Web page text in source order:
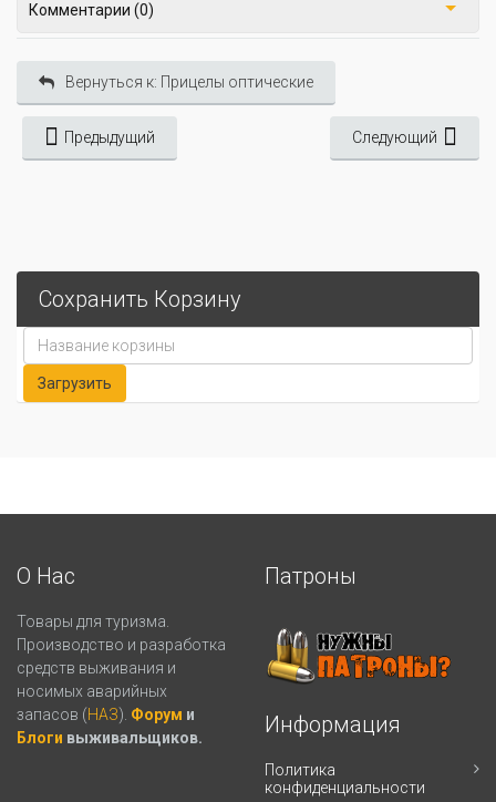
Комментарии (0)
Вернуться к: Прицелы оптические
Предыдущий Следующий
Сохранить Корзину
О Нас
Товары для туризма.
Производство и разработка
средств выживания и
носимых аварийных
запасов (НАЗ). Форум и
Блоги выживальщиков.
Патроны
Информация
Политика
конфиденциальности